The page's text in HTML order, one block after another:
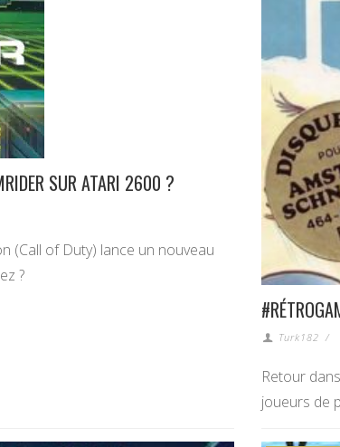
SUR ATARI 2600 ?
(Call of Duty) lance un nouveau
?
Turk182 /
Retour
joueurs de